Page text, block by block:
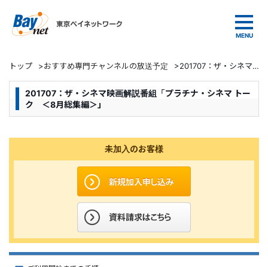
トップ >おすすめ専門チャンネルの放送予定 >201707：ザ・シネマ映画解説番組「プラチナ・シネマ トーク ＜8月総集編＞」
201707：ザ・シネマ映画解説番組「プラチナ・シネマ トー
ク ＜8月総集編＞」
未加入のお客様